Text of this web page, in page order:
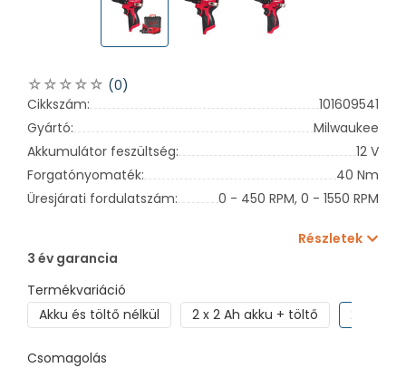
(0)
Cikkszám:
101609541
Gyártó:
Milwaukee
Akkumulátor feszültség:
12 V
Forgatónyomaték:
40 Nm
Üresjárati fordulatszám:
0 - 450 RPM, 0 - 1550 RPM
Részletek
3 év garancia
Termékvariáció
Akku és töltő nélkül
2 x 2 Ah akku + töltő 2 x 4
Csomagolás